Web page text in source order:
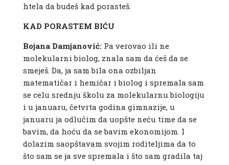
htela da budeš kad porasteš.
KAD PORASTEM BIĆU
Bojana Damjanović: Pa verovao ili ne
molekularni biolog, znala sam da ćeš da se
smeješ. Da, ja sam bila ona ozbiljan
matematičar i hemičar i biolog i spremala sam
se celu srednju školu za molekularnu biologiju
i u januaru, četvrta godina gimnazije, u
januaru ja odlučim da uopšte neću time da se
bavim, da hoću da se bavim ekonomijom. I
dolazim saopštavam svojim roditeljima da to
što sam se ja sve spremala i što sam gradila taj